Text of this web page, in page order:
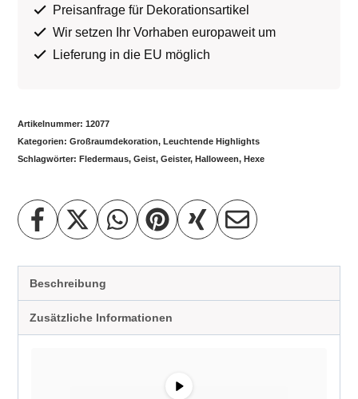
Preisanfrage für Dekorationsartikel
Wir setzen Ihr Vorhaben europaweit um
Lieferung in die EU möglich
Artikelnummer: 12077
Kategorien: Großraumdekoration, Leuchtende Highlights
Schlagwörter: Fledermaus, Geist, Geister, Halloween, Hexe
Beschreibung
Zusätzliche Informationen